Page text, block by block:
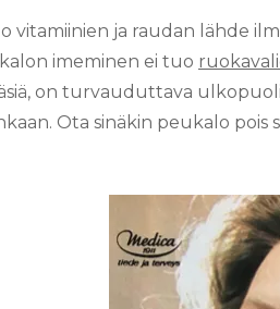
vitamiinien ja raudan lähde
imeminen ei tuo
on turvauduttava
Ota sinäkin peukalo pois